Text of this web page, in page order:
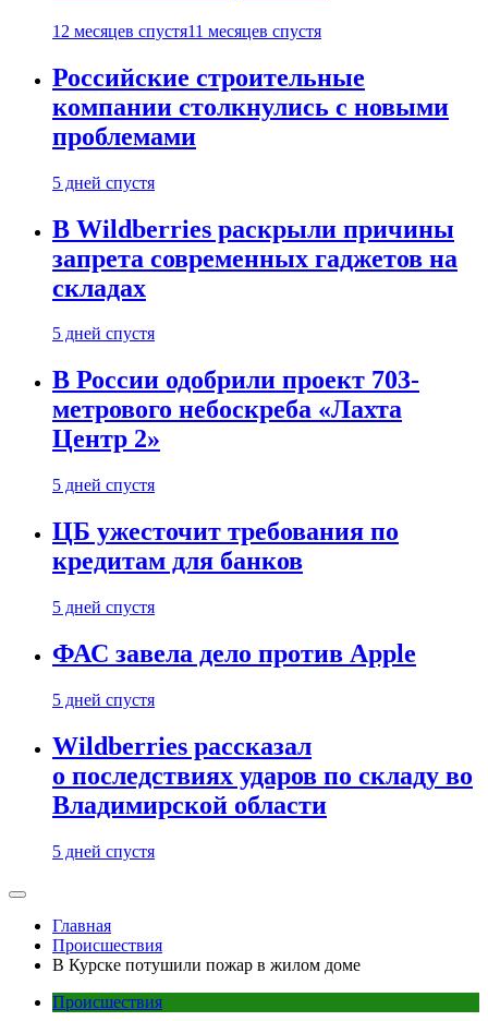
12 месяцев спустя11 месяцев спустя
Российские строительные
компании столкнулись с новыми
проблемами
5 дней спустя
В Wildberries раскрыли причины
запрета современных гаджетов на
складах
5 дней спустя
В России одобрили проект 703-
метрового небоскреба «Лахта
Центр 2»
5 дней спустя
ЦБ ужесточит требования по
кредитам для банков
5 дней спустя
ФАС завела дело против Apple
5 дней спустя
Wildberries рассказал
о последствиях ударов по складу во
Владимирской области
5 дней спустя
Главная
Происшествия
В Курске потушили пожар в жилом доме
Происшествия